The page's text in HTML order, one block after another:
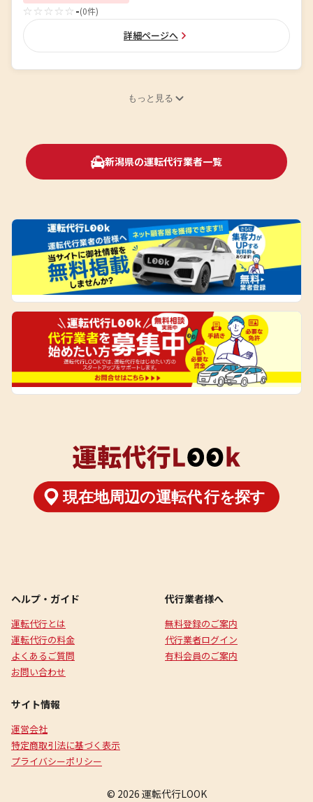
☆☆☆☆☆ -(0件)
詳細ページへ
もっと見る
新潟県の運転代行業者一覧
ヘルプ・ガイド
運転代行とは
運転代行の料金
よくあるご質問
お問い合わせ
代行業者様へ
無料登録のご案内
代行業者ログイン
有料会員のご案内
サイト情報
運営会社
特定商取引法に基づく表示
プライバシーポリシー
© 2026 運転代行LOOK